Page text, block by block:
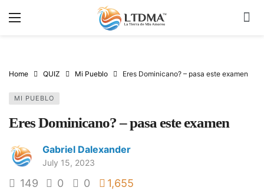
Home QUIZ Mi Pueblo Eres Dominicano? – pasa este examen
MI PUEBLO
Eres Dominicano? – pasa este examen
Gabriel Dalexander
July 15, 2023
149 0 0 1,655